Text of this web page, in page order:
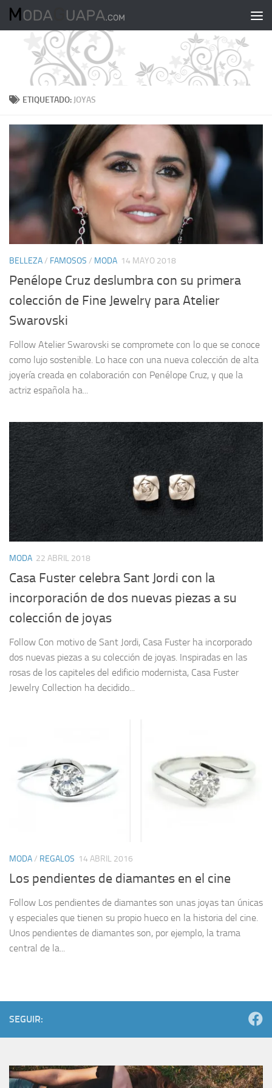
Saltar al contenido
ETIQUETADO: JOYAS
BELLEZA/ FAMOSOS / MODA 14 MAYO 2018
Penélope Cruz deslumbra con su primera
colección de Fine Jewelry para Atelier
Swarovski
Follow Atelier Swarovski se compromete con lo que se conoce
como lujo sostenible. Lo hace con una nueva colección de alta
joyería creada en colaboración con Penélope Cruz, y que la
actriz española ha...
MODA 22 ABRIL 2018
Casa Fuster celebra Sant Jordi con la
incorporación de dos nuevas piezas a su
colección de joyas
Follow Con motivo de Sant Jordi, Casa Fuster ha incorporado
dos nuevas piezas a su colección de joyas. Inspiradas en las
rosas de los capiteles del edificio modernista, Casa Fuster
Jewelry Collection ha decidido...
MODA/ REGALOS 14 ABRIL 2016
Los pendientes de diamantes en el cine
Follow Los pendientes de diamantes son unas joyas tan únicas
y especiales que tienen su propio hueco en la historia del cine.
Unos pendientes de diamantes son, por ejemplo, la trama
central de la...
SEGUIR: